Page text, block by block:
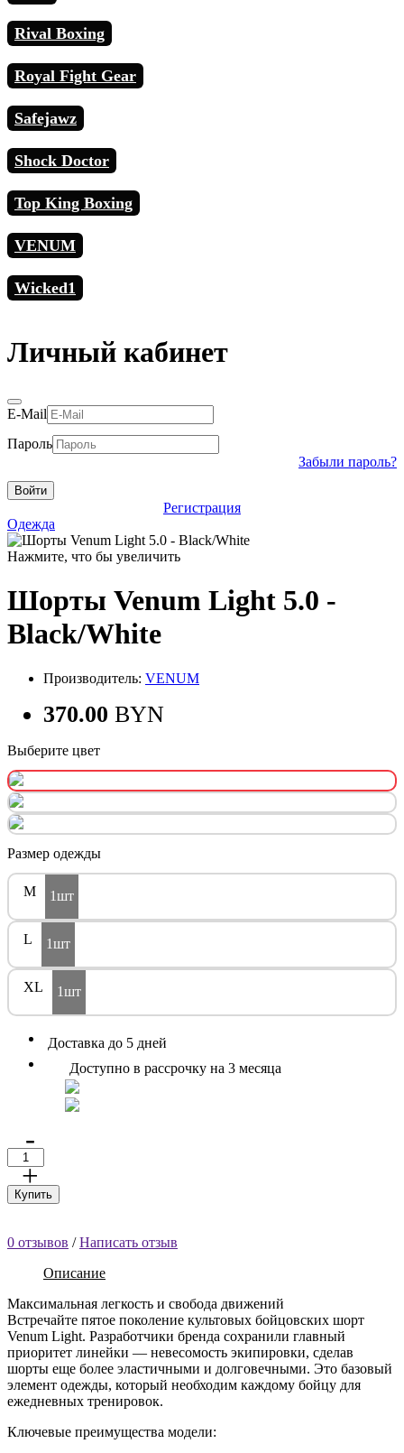
Rival Boxing
Royal Fight Gear
Safejawz
Shock Doctor
Top King Boxing
VENUM
Wicked1
Личный кабинет
E-Mail
Пароль
Забыли пароль?
Регистрация
Одежда
Нажмите, что бы увеличить
Шорты Venum Light 5.0 -
Black/White
Производитель: VENUM
370.00 BYN
Выберите цвет
Размер одежды
M 1шт
L 1шт
XL 1шт
Доставка до 5 дней
Доступно в рассрочку на 3 месяца
-
+
Купить
0 отзывов /Написать отзыв
Описание
Максимальная легкость и свобода движений
Встречайте пятое поколение культовых бойцовских шорт
Venum Light. Разработчики бренда сохранили главный
приоритет линейки — невесомость экипировки, сделав
шорты еще более эластичными и долговечными. Это базовый
элемент одежды, который необходим каждому бойцу для
ежедневных тренировок.
Ключевые преимущества модели: